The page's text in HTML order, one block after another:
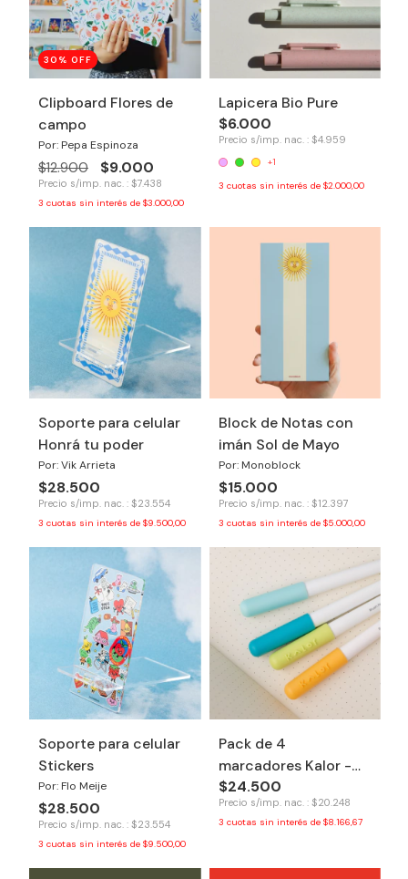
30 % OFF
Clipboard Flores de
campo
Por: Pepa Espinoza
$12.900 $9.000
Precio s/imp. nac. : $7.438
3 cuotas sin interés de $3.000,00
Lapicera Bio Pure
$6.000
Precio s/imp. nac. : $4.959
+1
3 cuotas sin interés de $2.000,00
Soporte para celular
Honrá tu poder
Por: Vik Arrieta
$28.500
Precio s/imp. nac. : $23.554
3 cuotas sin interés de $9.500,00
Block de Notas con
imán Sol de Mayo
Por: Monoblock
$15.000
Precio s/imp. nac. : $12.397
3 cuotas sin interés de $5.000,00
Soporte para celular
Stickers
Por: Flo Meije
$28.500
Precio s/imp. nac. : $23.554
3 cuotas sin interés de $9.500,00
Pack de 4
marcadores Kalor -
Refreshing
$24.500
Precio s/imp. nac. : $20.248
3 cuotas sin interés de $8.166,67